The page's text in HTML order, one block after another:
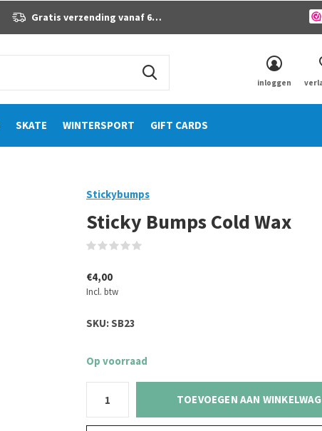
SKATE WINTERSPORT GIFT CARDS
inloggen
Gratis verzending vanaf 60 euro
Stickybumps
Sticky Bumps Cold Wax
€4,00
Incl. btw
SKU:SB23
Op voorraad
TOEVOEGEN AAN